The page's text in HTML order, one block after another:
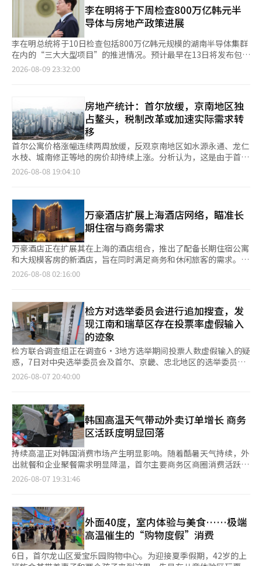
李在明将于下周检查800万亿韩元半
导体与房地产政策进展
李在明总统将于10日检查包括800万亿韩元规模的湖南半导体集群
在内的“三大大型项目”的推进情况。预计最早在13日将发布包含
首都圈额外供应和对实际需求者的金融支持的房地产政策。
项目民间联合检查会议。这是自上月6日首次会议以来的一个月后
再次召开。 李总统于6月29日与三星电子会长李在镕、SK集团会长
崔泰源等人出席的会议上，公开了以半导体和人工智能（AI）数据
中心、物理AI为核心的三大大型项目构想。在首次民间联合会议
上，决定将湖南半导体集群的选址定为光州军用机场地区。 三星
电子和SK海力士计划在约250万坪的光州军用机场用地上各建设两
座半导体生产设施，共计四座。整体投资规模预计将达到约800万
亿韩元。 此次会议将具体讨论实际开工所面临的障碍何时以及如
候能源环境部等预计将就军用机场迁移、土地供应、电力和用水保
障、缩短许可时间等方案进行报告。 首先讨论的议题将是光州军
用机场的迁移。迁移军用机场需要确保替代用地和居民的接受度，
并经过居民投票等相关程序。在不影响军事行动的情况下，如何逐
步将现有用地转变为半导体产业园区也是必要的时间表。 李总统
可能会要求相关部门提供具体的时间表，以避免军用机场迁移的长
期化导致企业投资延迟。在军用机场整体迁移之前，是否可以先在
可用用地上开始建设产业园区也将成为讨论的内容。 电力和工业
水每天约为65万吨。如何连接现有的区域自来水、坝和再利用设
施，以及确保不影响生活和农业用水的备用水源方案都显得十分紧
迫。 在电力方面，利用汉光核电站和新安海上风电等湖南地区的
发电源，以及新建输电网和变电站的时间表将成为议程。即使发电
量充足，如果输电网建设延迟，工厂也无法正常运转，因此缩短许
可和居民补偿程序将是关键。 三星电子和SK海力士何时能开工并
投入运营首个半导体工厂也是关注焦点。政府已知目标是在2029
年底之前，两家公司至少各自投入运营一座工厂。 预计还将讨论
导体专业人才方面产生竞争。 支持大型项目推进的特别法和青瓦
台专门组织的讨论也将进行。 青瓦台正在考虑设立一个能够管理
国家层面大规模投资的高级组织，专门组织的职能和角色将受到关
注。李总统计划每月召开大型项目民间联合会议，亲自检查推进情
况和各部门的任务。 ◆“5万套房子在哪里建”……用山和江南地
区的供应最后协调 在大型项目会议之后，预计13日将发布包含首
都圈住房供应和对实际需求者金融支持的房地产政策。 李总统在
二次会议。 目前尚未计划额外会议，但在政策发布之前，仍需向
总统报告最终方案。在最终报告中，将就新供应用地和数量、开工
时间、实际需求者金融支持范围进行最后协调。 最受关注的是被
提及的“首都圈5万套+α”的供应数量将从哪里获得。候选地包括
龙山儿童公园、韩国土地住宅公社（LH）汝矣岛用地、江南开发
2026-08-09 23:32:00
房地产统计：首尔放缓，京南地区独
占鳌头，税制改革或加速实际需求转
移
首尔公寓价格涨幅连续两周放缓，反观京南地区如水源永通、龙仁
水枝、城南修正等地的房价却持续上涨。分析认为，这是由于首尔
房价急剧上涨和贷款限制导致的实际需求转向了交通和产业基础较
散。 首尔房价涨幅连续两周缩小……江南购房心理明显减弱 根据
KB国民银行于7日发布的《8月第一周周度KB公寓市场动态》，截
至3日，全国公寓成交价格较上周上涨0.08%。首都圈上涨
0.17%，其中首尔上涨0.23%，京畿道上涨0.17%，仁川上涨
0.01%。 尽管全国及首都圈均保持上涨趋势，但涨幅较前一周有所
减小。全国公寓价格涨幅从上月27日的0.11%降至本月3日的
0.08%，首都圈则从0.22%降至0.17%。 首尔公寓价格涨幅连续两
周放缓。上月13日和20日分别为0.34%，随后27日降至0.32%，
来的疲惫感和税制改革的不确定性，使得买卖双方均表现出观望态
度。 尤其是高价公寓集中在龙山区和瑞草区的涨幅仅为0.01%和
0.02%。在首尔核心区域价格上涨乏力的同时，中低价区域则表现
出相对强劲的趋势。 购房心理也显著减弱。首尔购房优势指数从
上周的84.6降至81.9，下降了2.7个百分点。该指数超过100表示买
方多于卖方，低于100则表示卖方多于买方。 从区域来看，江北14
个区的指数从91.0降至89.4，下降1.6个百分点；江南11个区的指
数则从78.9降至75.2，下降3.7个百分点。江南区的指数下降幅度
求已显著减弱。 永通、水枝、修正涨幅居前……租金也随之上涨
相反，京南地区的房价持续强劲。水源永通区在一周内上涨
0.91%，成为首尔和京畿道中涨幅最高的区域。城南修正区和龙仁
水枝区分别上涨0.63%，水源长安区上涨0.60%，华城病点区上涨
0.57%，城南盆唐区上涨0.33%。 特别是水源永通区被视为半导体
带的后方居住地，主要大型社区和永通区的改建项目推动了价格上
涨。然而，卖方持续抬高价格，导致购房咨询减少，观望气氛愈发
浓厚。 由于首尔公寓购房所需资金负担加重，实际需求转向了交
其中龙仁水枝区上涨0.43%，华城病点区上涨0.42%。水源长安区
和城南修正区分别上涨0.31%和0.26%。部分投资需求以及实际居
住需求流入这些地区，导致买卖价格和租金双双上涨。 税制改革
前京南地区已显强劲……关注首尔流失的实际需求动向 市场关注
税制改革方案实施后，实际需求向京南地区转移的可能性将更加明
2026-08-08 19:04:10
万豪酒店扩展上海酒店网络，瞄准长
期住宿与商务需求
万豪酒店正在扩展其在上海的酒店组合，推出了配备长期住宿公寓
和大规模客房的新酒店，旨在同时满足商务和休闲旅客的需求。
此次开业的酒店包括位于浦东张江的万豪行政公寓上海张江和黄浦
位。 预计在第三季度开业的万豪行政公寓上海张江，位于浦东张
江科学城附近。这是万豪行政公寓品牌首次在上海推出，设有249
间公寓和套房，专注于为长期住宿客人提供工作、休闲和运动空
间，并采用了江南地区传统木雕的设计元素。 在第四季度，喜来
登上海北岸将开业，拥有471间客房，地理位置优越，可俯瞰北岸
和陆家嘴的天际线，并将设有“&More by Sheraton”咖啡吧，
提供咖啡和鸡尾酒的休闲空间。 万豪酒店在中国的新酒店不仅限
于上海。在杭州，将陆续开业万丽杭州钱江世纪城酒店；在厦门，
张家界和成都也在准备新酒店的开业，继续在中国扩展品牌。※
本报道经人工智能（AI）系统翻译与编辑。
2026-08-08 02:16:00
检方对选举委员会进行追加搜查，发
现江南和瑞草区存在投票率虚假输入
的迹象
检方联合调查组正在调查6·3地方选举期间投票人数虚假输入的疑
惑，7日对中央选举委员会及首尔、京畿、忠北地区的选举委员会
进行了追加强制搜查。在金浦、议政府和忠北真川之后，江南和瑞
长：首尔中央检察院第三检察官金泰勋）于7日对中央选举委员会
及首尔市、京畿道、忠北道的选举委员会、金浦市、议政府市、真
川县、瑞草区、江南区的9个地方进行了搜查。 搜查令中列明了伪
造公文和妨碍公务执行的相关罪名。联合调查组还对在地方选举当
天向市、道选举委员会发送投票管理相关指导的中央选举委员会一
名工作人员追加立案。 联合调查组认为，选举委员会的实务人员
在未正式向上级报告或获得批准的情况下，随意调整了选举管理系
统中的投票人数。截至目前，已确认具体虚假输入的地方包括京畿
方。 调查是在确认京畿地区投票人数错误输入的过程中展开的。
某投票站的投票人数应为数百人，但错误记录为数千人，调查发现
存在将超出人数分摊到其他投票站的情况。 通常情况下，投票人
数或投票率错误输入后，需向中央选举委员会报告并经过批准后才
能修改。然而，部分实务人员未按照此程序进行，而是在后续时间
段内调整投票人数以匹配最终数据，联合调查组对此做出了判断。
2026-08-07 20:40:00
韩国高温天气带动外卖订单增长 商务
区活跃度明显回落
持续高温正对韩国消费市场产生明显影响。随着酷暑天气持续，外
出就餐和企业聚餐需求明显降温，首尔主要商务区商圈消费活跃度
持续下滑；与此同时，外卖订单逆势增长。 据韩国餐饮业7日消
较平时减少约三分之二，不少企业取消晚间聚餐，消费者也更倾向
于减少外出，外卖解决用餐需求。有餐厅负责人表示，门店过去每
天可接待约10桌晚餐顾客，如今仅剩约3桌，营业额也大幅缩水。
高温天气对线下消费的影响已反映在商圈数据上。根据首尔市实时
城市数据，本月6日18时至19时，钟阁站商圈活跃度较前一周同期
2026-08-07 19:31:46
外面40度，室内体验与美食……极端
高温催生的“购物度假”消费
6日，首尔龙山区爱宝乐园购物中心。为迎接夏季假期，42岁的上